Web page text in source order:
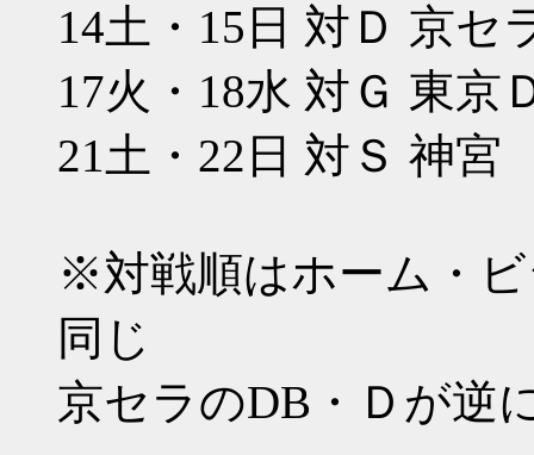
14土・15日 対Ｄ 京セ
17火・18水 対Ｇ 東京
21土・22日 対Ｓ 神宮
※対戦順はホーム・
同じ
京セラのDB・Ｄが逆